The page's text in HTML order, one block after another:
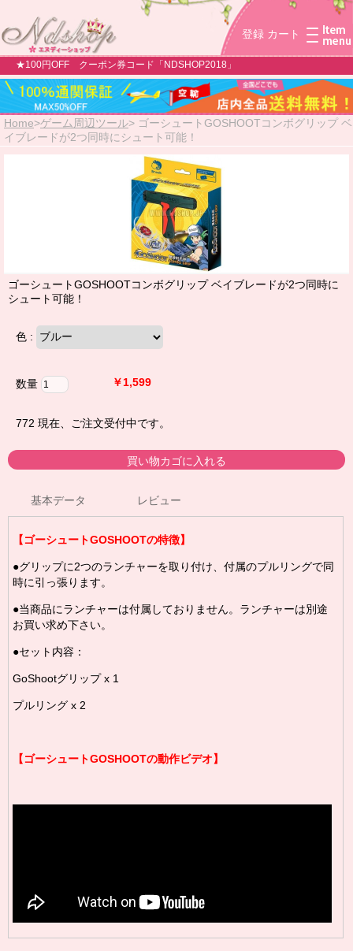
登録 カート
★100円OFF クーポン券コード「NDSHOP2018」
Home>ゲーム周辺ツール> ゴーシュートGOSHOOTコンボグリップ ベ
イブレードが2つ同時にシュート可能！
ゴーシュートGOSHOOTコンボグリップ ベイブレードが2つ同時に
シュート可能！
色 :
数量 ￥1,599
772 現在、ご注文受付中です。
基本データ レビュー
【ゴーシュートGOSHOOTの特徴】
●グリップに2つのランチャーを取り付け、付属のプルリングで同
時に引っ張ります。
●当商品にランチャーは付属しておりません。ランチャーは別途
お買い求め下さい。
●セット内容：
GoShootグリップ x 1
プルリング x 2
【ゴーシュートGOSHOOTの動作ビデオ】